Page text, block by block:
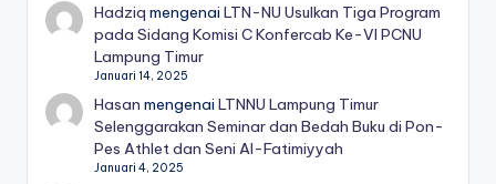
Hadziq mengenaiLTN-NU Usulkan Tiga Program
pada Sidang Komisi C Konfercab Ke-VI PCNU
Lampung Timur
Januari 14, 2025
Hasan mengenaiLTNNU Lampung Timur
Selenggarakan Seminar dan Bedah Buku di Pon-
Pes Athlet dan Seni Al-Fatimiyyah
Januari 4, 2025